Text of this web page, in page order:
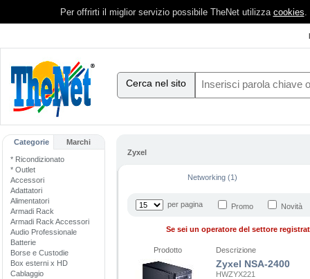
Per offrirti il miglior servizio possibile TheNet utilizza cookies.
Cerca nel sito
Categorie Marchi
* Ricondizionato
* Outlet
Accessori
Adattatori
Alimentatori
Armadi Rack
Armadi Rack Accessori
Audio Professionale
Batterie
Borse e Custodie
Box esterni x HD
Cablaggio
Zyxel
Networking (1)
per pagina Promo Novità
Se sei un operatore del settore
Prodotto Descrizione
Zyxel NSA-2400
HWZYX221